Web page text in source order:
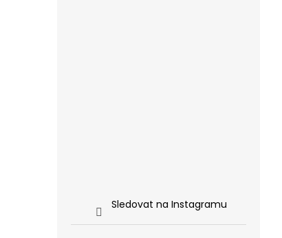
Sledovat na Instagramu